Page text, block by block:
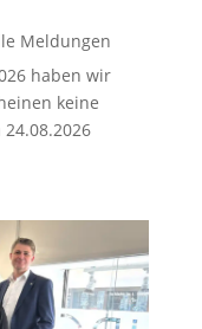
Meldungen
haben wir
keine